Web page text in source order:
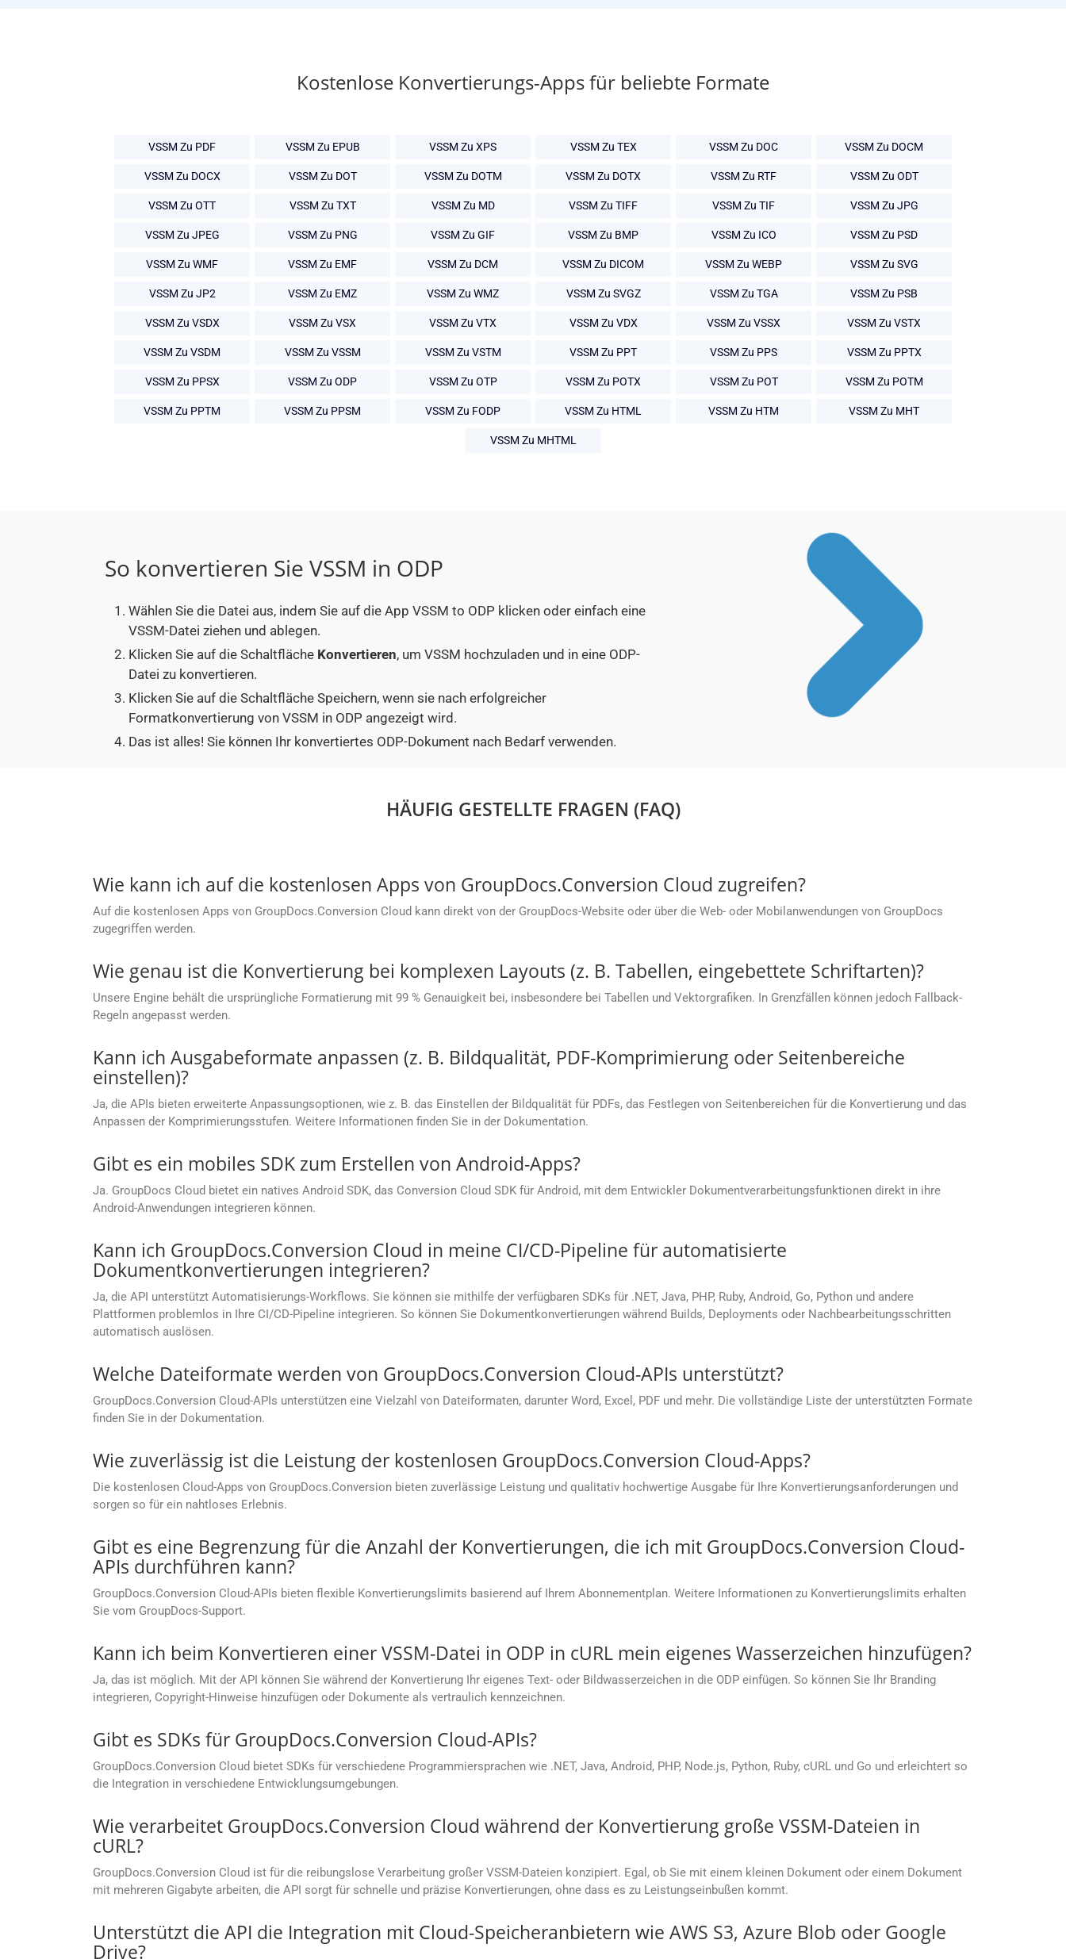
Kostenlose Konvertierungs-Apps für beliebte Formate
VSSM Zu PDF VSSM Zu EPUB VSSM Zu XPS VSSM Zu TEX VSSM Zu DOC VSSM Zu DOCM
VSSM Zu DOCX VSSM Zu DOT VSSM Zu DOTM VSSM Zu DOTX VSSM Zu RTF VSSM Zu ODT
VSSM Zu OTT VSSM Zu TXT VSSM Zu MD VSSM Zu TIFF VSSM Zu TIF VSSM Zu JPG
VSSM Zu JPEG VSSM Zu PNG VSSM Zu GIF VSSM Zu BMP VSSM Zu ICO VSSM Zu PSD
VSSM Zu WMF VSSM Zu EMF VSSM Zu DCM VSSM Zu DICOM VSSM Zu WEBP VSSM Zu SVG
VSSM Zu JP2 VSSM Zu EMZ VSSM Zu WMZ VSSM Zu SVGZ VSSM Zu TGA VSSM Zu PSB
VSSM Zu VSDX VSSM Zu VSX VSSM Zu VTX VSSM Zu VDX VSSM Zu VSSX VSSM Zu VSTX
VSSM Zu VSDM VSSM Zu VSSM VSSM Zu VSTM VSSM Zu PPT VSSM Zu PPS VSSM Zu PPTX
VSSM Zu PPSX VSSM Zu ODP VSSM Zu OTP VSSM Zu POTX VSSM Zu POT VSSM Zu POTM
VSSM Zu PPTM VSSM Zu PPSM VSSM Zu FODP VSSM Zu HTML VSSM Zu HTM VSSM Zu MHT
VSSM Zu MHTML
So konvertieren Sie VSSM in ODP
Wählen Sie die Datei aus, indem Sie auf die App VSSM to ODP klicken oder einfach eine
VSSM-Datei ziehen und ablegen.
Klicken Sie auf die Schaltfläche Konvertieren, um VSSM hochzuladen und in eine ODP-
Datei zu konvertieren.
Klicken Sie auf die Schaltfläche Speichern, wenn sie nach erfolgreicher
Formatkonvertierung von VSSM in ODP angezeigt wird.
Das ist alles! Sie können Ihr konvertiertes ODP-Dokument nach Bedarf verwenden.
HÄUFIG GESTELLTE FRAGEN (FAQ)
Wie kann ich auf die kostenlosen Apps von GroupDocs.Conversion Cloud zugreifen?
Auf die kostenlosen Apps von GroupDocs.Conversion Cloud kann direkt von der GroupDocs-Website oder über die Web- oder Mobilanwendungen von GroupDocs
zugegriffen werden.
Wie genau ist die Konvertierung bei komplexen Layouts (z. B. Tabellen, eingebettete Schriftarten)?
Unsere Engine behält die ursprüngliche Formatierung mit 99 % Genauigkeit bei, insbesondere bei Tabellen und Vektorgrafiken. In Grenzfällen können jedoch Fallback-
Regeln angepasst werden.
Kann ich Ausgabeformate anpassen (z. B. Bildqualität, PDF-Komprimierung oder Seitenbereiche
einstellen)?
Ja, die APIs bieten erweiterte Anpassungsoptionen, wie z. B. das Einstellen der Bildqualität für PDFs, das Festlegen von Seitenbereichen für die Konvertierung und das
Anpassen der Komprimierungsstufen. Weitere Informationen finden Sie in der Dokumentation.
Gibt es ein mobiles SDK zum Erstellen von Android-Apps?
Ja. GroupDocs Cloud bietet ein natives Android SDK, das Conversion Cloud SDK für Android, mit dem Entwickler Dokumentverarbeitungsfunktionen direkt in ihre
Android-Anwendungen integrieren können.
Kann ich GroupDocs.Conversion Cloud in meine CI/CD-Pipeline für automatisierte
Dokumentkonvertierungen integrieren?
Ja, die API unterstützt Automatisierungs-Workflows. Sie können sie mithilfe der verfügbaren SDKs für .NET, Java, PHP, Ruby, Android, Go, Python und andere
Plattformen problemlos in Ihre CI/CD-Pipeline integrieren. So können Sie Dokumentkonvertierungen während Builds, Deployments oder Nachbearbeitungsschritten
automatisch auslösen.
Welche Dateiformate werden von GroupDocs.Conversion Cloud-APIs unterstützt?
GroupDocs.Conversion Cloud-APIs unterstützen eine Vielzahl von Dateiformaten, darunter Word, Excel, PDF und mehr. Die vollständige Liste der unterstützten Formate
finden Sie in der Dokumentation.
Wie zuverlässig ist die Leistung der kostenlosen GroupDocs.Conversion Cloud-Apps?
Die kostenlosen Cloud-Apps von GroupDocs.Conversion bieten zuverlässige Leistung und qualitativ hochwertige Ausgabe für Ihre Konvertierungsanforderungen und
sorgen so für ein nahtloses Erlebnis.
Gibt es eine Begrenzung für die Anzahl der Konvertierungen, die ich mit GroupDocs.Conversion Cloud-
APIs durchführen kann?
GroupDocs.Conversion Cloud-APIs bieten flexible Konvertierungslimits basierend auf Ihrem Abonnementplan. Weitere Informationen zu Konvertierungslimits erhalten
Sie vom GroupDocs-Support.
Kann ich beim Konvertieren einer VSSM-Datei in ODP in cURL mein eigenes Wasserzeichen hinzufügen?
Ja, das ist möglich. Mit der API können Sie während der Konvertierung Ihr eigenes Text- oder Bildwasserzeichen in die ODP einfügen. So können Sie Ihr Branding
integrieren, Copyright-Hinweise hinzufügen oder Dokumente als vertraulich kennzeichnen.
Gibt es SDKs für GroupDocs.Conversion Cloud-APIs?
GroupDocs.Conversion Cloud bietet SDKs für verschiedene Programmiersprachen wie .NET, Java, Android, PHP, Node.js, Python, Ruby, cURL und Go und erleichtert so
die Integration in verschiedene Entwicklungsumgebungen.
Wie verarbeitet GroupDocs.Conversion Cloud während der Konvertierung große VSSM-Dateien in
cURL?
GroupDocs.Conversion Cloud ist für die reibungslose Verarbeitung großer VSSM-Dateien konzipiert. Egal, ob Sie mit einem kleinen Dokument oder einem Dokument
mit mehreren Gigabyte arbeiten, die API sorgt für schnelle und präzise Konvertierungen, ohne dass es zu Leistungseinbußen kommt.
Unterstützt die API die Integration mit Cloud-Speicheranbietern wie AWS S3, Azure Blob oder Google
Drive?